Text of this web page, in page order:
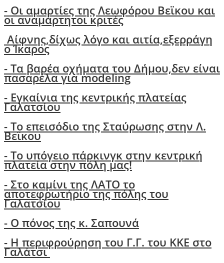
- Οι αμαρτίες της Λεωφόρου Βεϊκου και
οι αναμάρτητοι κριτές
Αίφνης,δίχως λόγο και αιτία,εξερράγη
ο Ίκαρος
- Tα βαρέα οχήματα του Δήμου,δεν είναι
πασαρέλα για modeling
- Εγκαίνια της κεντρικής πλατείας
Γαλατσίου
- Το επεισόδιο της Σταύρωσης στην Λ.
Βεϊκου
- Το υπόγειο πάρκινγκ στην κεντρική
πλατεία στην πόλη μας!
- Στο καμίνι της ΛΑΤΟ το
αποτεφρωτήριο της πόλης του
Γαλατσίου
- Ο πόνος της κ. Σαπουνά
- H περιφρούρηση του Γ.Γ. του ΚΚΕ στο
Γαλάτσι